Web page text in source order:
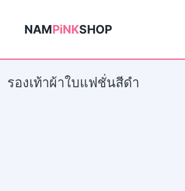
NAMPiNKSHOP
รองเท้าผ้าใบแฟชั่นสีดำ